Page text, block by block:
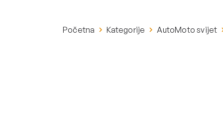
Početna Kategorije AutoMoto svijet